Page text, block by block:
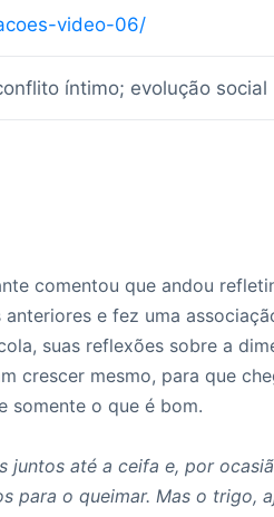
video-06/
íntimo; evolução social
comentou que andou
e fez uma
suas reflexões sobre a
crescer mesmo, para que
somente o que é bom.
juntos até a ceifa e, por
para o queimar. Mas o trigo,